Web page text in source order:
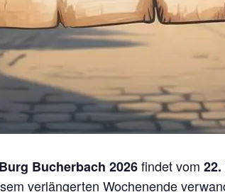
Bucherbach 2026findet vom
verlängerten Wochenende